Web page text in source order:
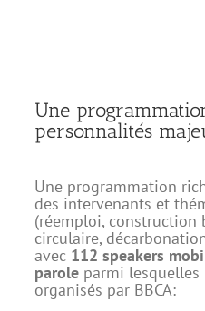
Une
personnalités
Une programmation
des intervenants et
(réemploi, construction
circulaire,
avec 112 speakers
parole parmi lesquelles
organisés par BBCA: